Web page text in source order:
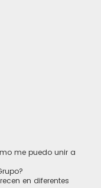
me puedo unir a
en diferentes